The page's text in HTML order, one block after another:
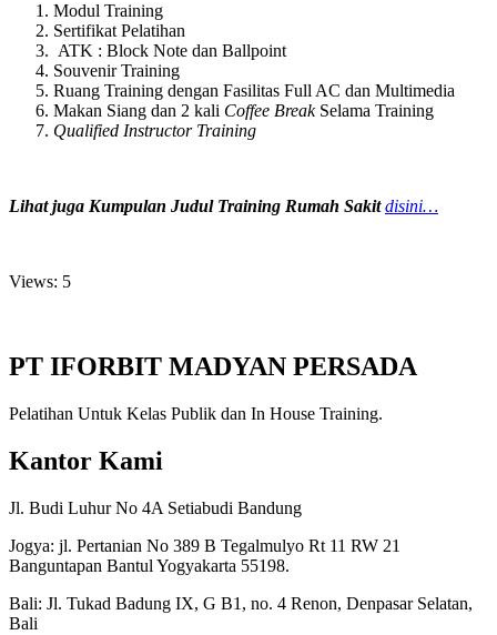
Modul Training
Sertifikat Pelatihan
ATK : Block Note dan Ballpoint
Souvenir Training
Ruang Training dengan Fasilitas Full AC dan Multimedia
Makan Siang dan 2 kali Coffee Break Selama Training
Qualified Instructor Training
Lihat juga Kumpulan Judul Training Rumah Sakitdisini…
Views: 5
PT IFORBIT MADYAN PERSADA
Pelatihan Untuk Kelas Publik dan In House Training.
Kantor Kami
Jl. Budi Luhur No 4A Setiabudi Bandung
Jogya: jl. Pertanian No 389 B Tegalmulyo Rt 11 RW 21
Banguntapan Bantul Yogyakarta 55198.
Bali: Jl. Tukad Badung IX, G B1, no. 4 Renon, Denpasar Selatan,
Bali